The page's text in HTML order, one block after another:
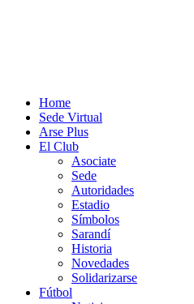
Home
Sede Virtual
Arse Plus
El Club
Asociate
Sede
Autoridades
Estadio
Símbolos
Sarandí
Historia
Novedades
Solidarizarse
Fútbol